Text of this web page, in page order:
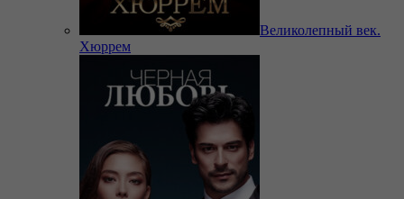
Великолепный век.
Хюррем